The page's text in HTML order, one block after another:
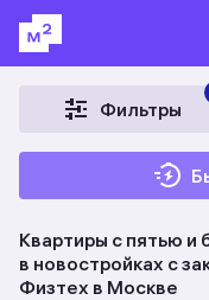
Фильтры
Квартиры с пятью и
в новостройках c
Физтех в Москве